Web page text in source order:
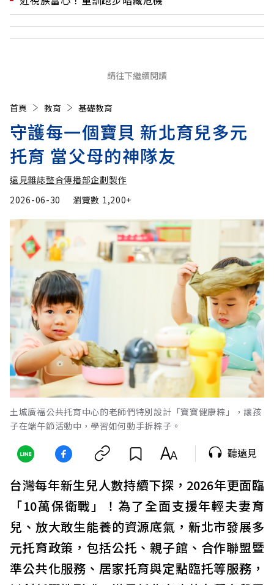
請往下繼續閱讀
首頁 教育 基礎教育
守護每一個寶貝 新北育兒多元
托育 當父母的神隊友
遠見雜誌整合傳播部企劃製作
2026-06-30
瀏覽數 1,200+
土城廣福公共托育中心的老師們特別設計「寶寶健康粽」，讓孩
子在端午節活動中，學習如何動手拆粽子。
聽遠見
台灣每年新生兒人數持續下探，2026年更面臨
「10萬保衛戰」！為了全面支援年輕夫妻育
兒、放大敢生能養的資源底氣，新北市發展多
元托育政策，包括公托、親子館、合作聯盟暨
準公共化服務、居家托育與定點臨托等服務，